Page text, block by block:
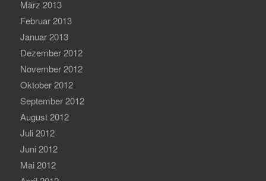
März 2013
Februar 2013
Januar 2013
Dezember 2012
November 2012
Oktober 2012
September 2012
August 2012
Juli 2012
Juni 2012
Mai 2012